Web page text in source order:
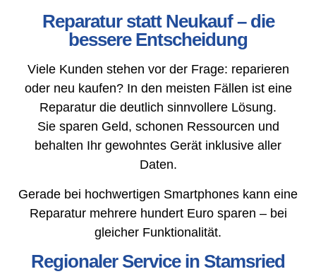
Reparatur statt Neukauf – die
bessere Entscheidung
Viele Kunden stehen vor der Frage: reparieren
oder neu kaufen? In den meisten Fällen ist eine
Reparatur die deutlich sinnvollere Lösung.
Sie sparen Geld, schonen Ressourcen und
behalten Ihr gewohntes Gerät inklusive aller
Daten.
Gerade bei hochwertigen Smartphones kann eine
Reparatur mehrere hundert Euro sparen – bei
gleicher Funktionalität.
Regionaler Service in Stamsried